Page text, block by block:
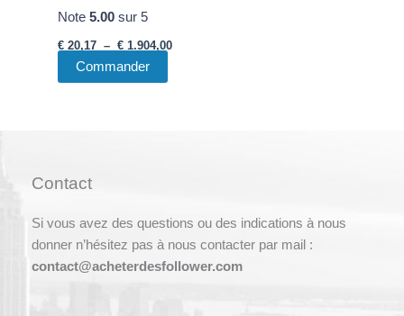
Note 5.00sur 5
€20,17 – €1.904,00
Commander
la
Contact
Si vous avez des questions ou des indications à nous
donner n’hésitez pas à nous contacter par mail :
contact@acheterdesfollower.com